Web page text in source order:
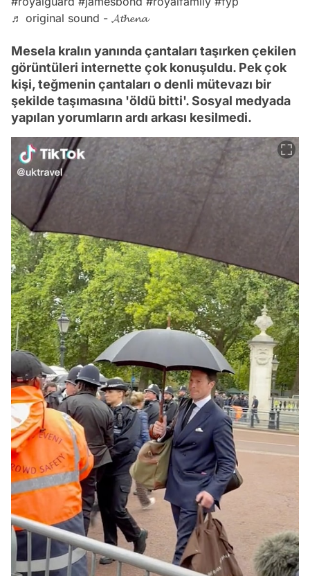
♬ original sound - 𝓐𝓽𝓱𝓮𝓷𝓪
Mesela kralın yanında çantaları taşırken çekilen
görüntüleri internette çok konuşuldu. Pek çok
kişi, teğmenin çantaları o denli mütevazı bir
şekilde taşımasına 'öldü bitti'. Sosyal medyada
yapılan yorumların ardı arkası kesilmedi.